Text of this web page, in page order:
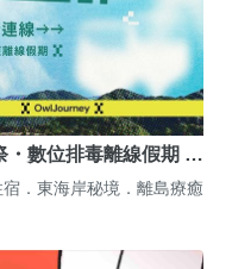
・數位排毒離線假期 …
．東海岸秘境．離島療癒